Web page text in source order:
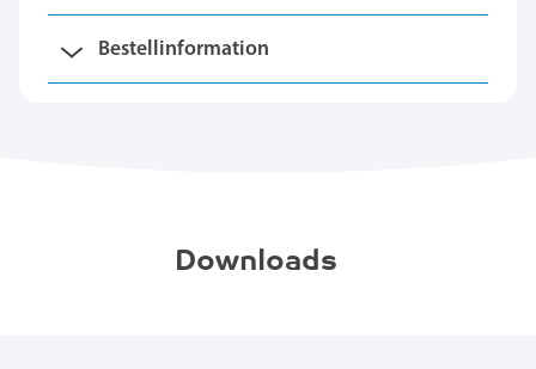
Bestellinformation
Downloads